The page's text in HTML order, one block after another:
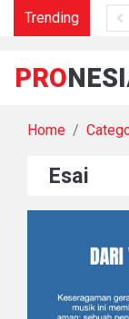
Trending
di Lidah Sani
PRO
Home
Esai